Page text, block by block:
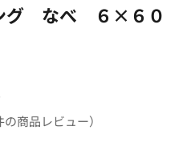
グ なべ ６×６０
の商品レビュー）